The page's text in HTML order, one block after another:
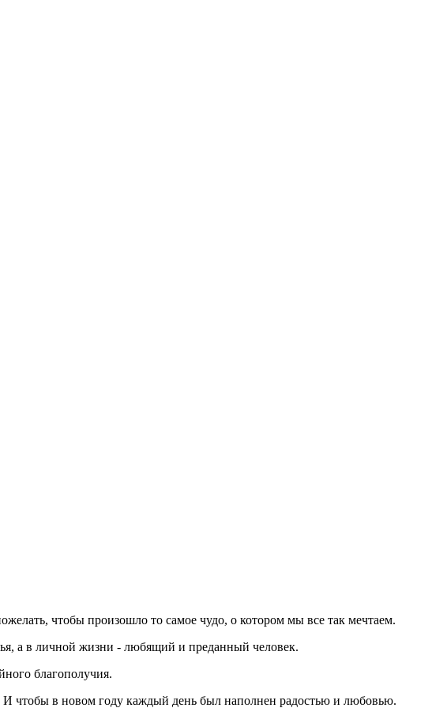
чтобы произошло то самое чудо, о котором мы все так мечтаем.
а в личной жизни - любящий и преданный человек.
благополучия.
И чтобы в новом году каждый день был наполнен радостью и любовью.